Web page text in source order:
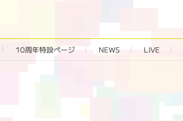
10周年特設ページ‬ NEWS LIVE